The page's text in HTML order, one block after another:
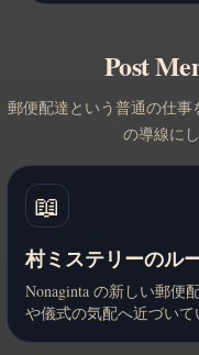
Post
郵便配達という普通の仕
の導線に
📖
村ミステリーのル
Nonaginta の新しい郵便
や儀式の気配へ近づいて